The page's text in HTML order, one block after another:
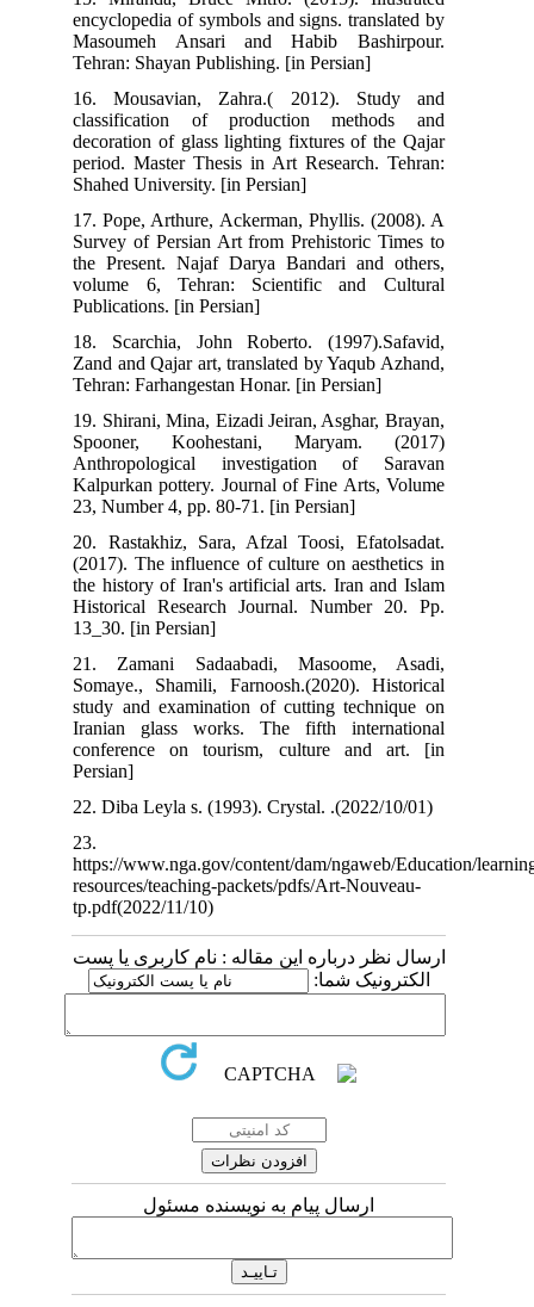
encyclopedia of symbols and signs. translated by
Masoumeh Ansari and Habib Bashirpour.
Tehran: Shayan Publishing. [in Persian]
16. Mousavian, Zahra.( 2012). Study and
classification of production methods and
decoration of glass lighting fixtures of the Qajar
period. Master Thesis in Art Research. Tehran:
Shahed University. [in Persian]
17. Pope, Arthure, Ackerman, Phyllis. (2008). A
Survey of Persian Art from Prehistoric Times to
the Present. Najaf Darya Bandari and others,
volume 6, Tehran: Scientific and Cultural
Publications. [in Persian]
18. Scarchia, John Roberto. (1997).Safavid,
Zand and Qajar art, translated by Yaqub Azhand,
Tehran: Farhangestan Honar. [in Persian]
19. Shirani, Mina, Eizadi Jeiran, Asghar, Brayan,
Spooner, Koohestani, Maryam. (2017)
Anthropological investigation of Saravan
Kalpurkan pottery. Journal of Fine Arts, Volume
23, Number 4, pp. 80-71. [in Persian]
20. Rastakhiz, Sara, Afzal Toosi, Efatolsadat.
(2017). The influence of culture on aesthetics in
the history of Iran's artificial arts. Iran and Islam
Historical Research Journal. Number 20. Pp.
13_30. [in Persian]
21. Zamani Sadaabadi, Masoome, Asadi,
Somaye., Shamili, Farnoosh.(2020). Historical
study and examination of cutting technique on
Iranian glass works. The fifth international
conference on tourism, culture and art. [in
22. Diba Leyla s. (1993). Crystal..(2022/10/01)
https://www.nga.gov/content/dam/ngaweb/
resources/teaching-packets/pdfs/Art-Nouveau-
tp.pdf(2022/11/10)
ارسال نظر درباره این مقاله : نام کاربری یا پست
الکترونیک شما:
ارسال پیام به نویسنده مسئول